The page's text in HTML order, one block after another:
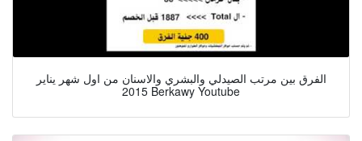
الفرق بين مرتب الصيدلي والبشري والاسنان من اول شهر يناير
2015 Berkawy Youtube